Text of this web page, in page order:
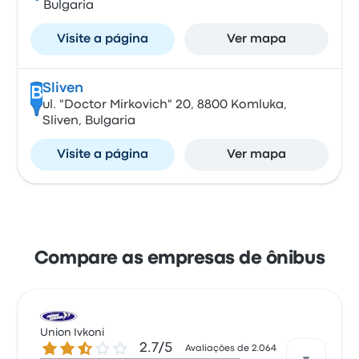
Bulgaria
Visite a página Ver mapa
BSliven
ul. "Doctor Mirkovich" 20, 8800 Komluka,
Sliven, Bulgaria
Visite a página Ver mapa
Compare as empresas de ônibus
Union Ivkoni
2.7 de 5 estrelas 2.7/5 Avaliações de 2.064